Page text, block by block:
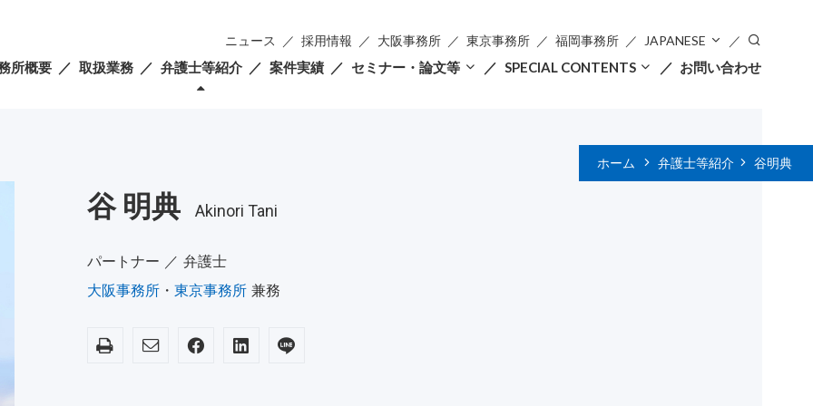
所概要 取扱業務 弁護士等紹介 案件実績 セミナー・論文等 SPECIAL CONTENTS お問い合わせ
ニュース 採用情報 大阪事務所 東京事務所 福岡事務所 JAPANESE
ホーム 弁護士等紹介 谷明典
谷 明典 Akinori Tani
パートナー ／ 弁護士
大阪事務所・ 東京事務所兼務